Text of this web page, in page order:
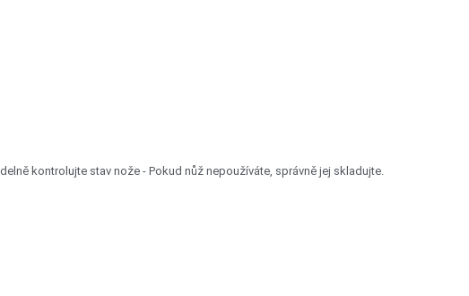
kontrolujte stav nože - Pokud nůž nepoužíváte, správně jej skladujte.